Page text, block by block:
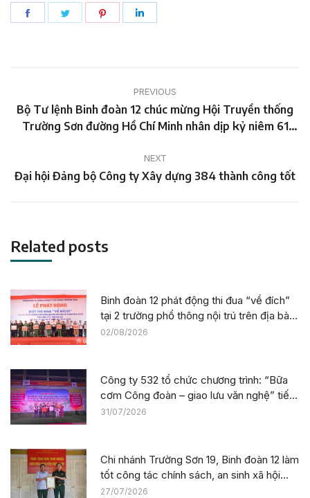
Share
Share
Share
navigation
PREVIOUS
Previous
post:
Bộ Tư lệnh Binh đoàn 12 chúc mừng Hội Truyền thống
Trường Sơn đường Hồ Chí Minh nhân dịp kỷ niêm 61
NEXT
Next
Đại hội Đảng bộ Công ty Xây dựng 384 thành công tốt
Related posts
Binh đoàn 12 phát động thi đua “về đích”
tại 2 trường phổ thông nội trú trên địa bàn
tỉnh Lào Cai
02/08/2026
Công ty 532 tổ chức chương trình: “Bữa
cơm Công đoàn – giao lưu văn nghệ” tiếp
sức công trường tại dự án Trường phổ
31/07/2026
Chi nhánh Trường Sơn 19, Binh đoàn 12 làm
tốt công tác chính sách, an sinh xã hội
nhân kỷ niệm 79 năm Ngày Thương binh –
27/07/2026